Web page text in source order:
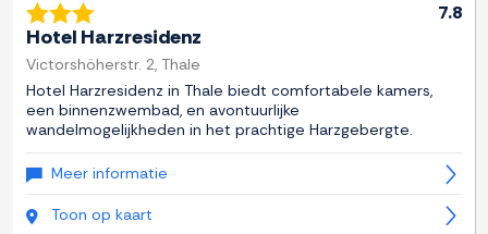
7.8
Hotel Harzresidenz
Victorshöherstr. 2, Thale
Hotel Harzresidenz in Thale biedt comfortabele kamers,
een binnenzwembad, en avontuurlijke
wandelmogelijkheden in het prachtige Harzgebergte.
Meer informatie
Toon op kaart